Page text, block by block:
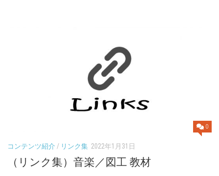
0
コンテンツ紹介 / リンク集 2022年1月31日
（リンク集）音楽／図工 教材